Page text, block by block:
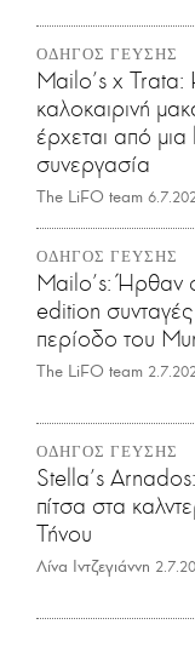
ΟΔΗΓΟΣ ΓΕΥΣΗΣ
Mailo’s x Trata:
καλοκαιρινή
έρχεται από
συνεργασία
The LiFO team
ΟΔΗΓΟΣ ΓΕΥΣΗΣ
Mailo’s: Ήρθαν
edition συνταγές
περίοδο του
The LiFO team
ΟΔΗΓΟΣ ΓΕΥΣΗΣ
Stella's
πίτσα στα
Τήνου
Λίνα Ιντζεγιάννη